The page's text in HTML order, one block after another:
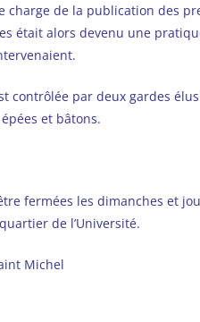
charge de la publication des
était alors devenu une
contrôlée par deux gardes
et bâtons.
fermées les dimanches et
de l’Université.
Michel